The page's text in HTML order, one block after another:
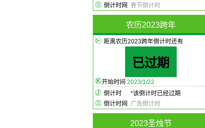
倒计时网 春节倒计时
农历2023跨年
距离农历2023跨年倒计时还有
已过期
开始时间 2023/1/22
倒计时
*该倒计时已经过期
倒计时网
广告倒计时
2023圣烛节